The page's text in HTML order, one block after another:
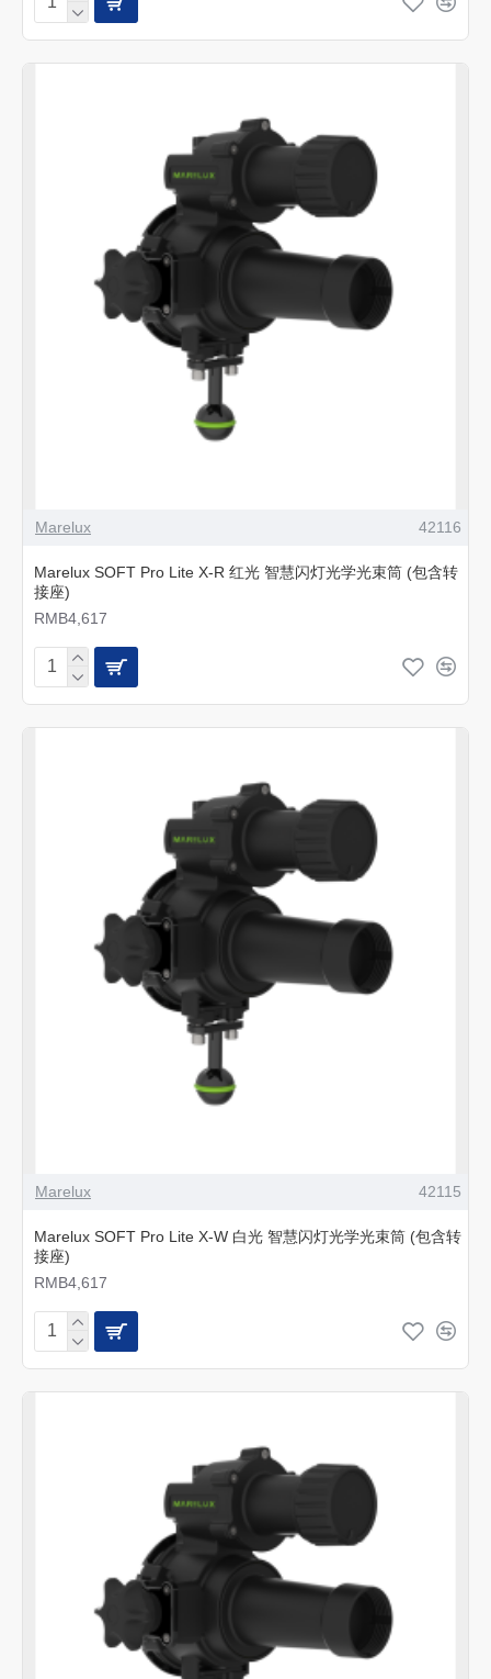
Marelux 42116
Marelux SOFT Pro Lite X-R 红光 智慧闪灯光学光束筒 (包含转
接座)
RMB4,617
Marelux 42115
Marelux SOFT Pro Lite X-W 白光 智慧闪灯光学光束筒 (包含转
接座)
RMB4,617